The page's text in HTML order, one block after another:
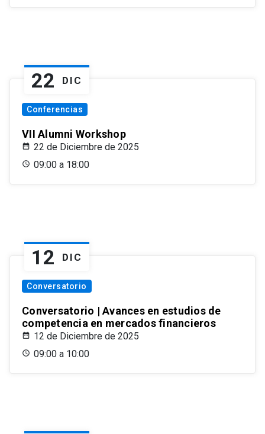
22 DIC
Conferencias
VII Alumni Workshop
22 de Diciembre de 2025
09:00 a 18:00
12 DIC
Conversatorio
Conversatorio | Avances en estudios de
competencia en mercados financieros
12 de Diciembre de 2025
09:00 a 10:00